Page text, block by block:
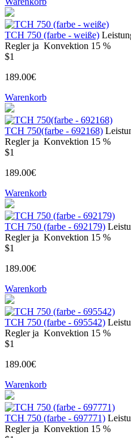
TCH 750 (farbe - weiße)
Regler ja Konvektion 15 %
$1
189.00€
Warenkorb
TCH 750(farbe - 692168)
Regler ja Konvektion 15 %
$1
189.00€
Warenkorb
TCH 750 (farbe - 692179)
Regler ja Konvektion 15 %
$1
189.00€
Warenkorb
TCH 750 (farbe - 695542)
Regler ja Konvektion 15 %
$1
189.00€
Warenkorb
TCH 750 (farbe - 697771)
Regler ja Konvektion 15 %